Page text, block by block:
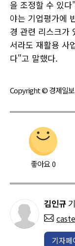
을 조정할 수 있다
야는 기업평가에
경 관련 리스크가
서라도 재활용 사
다"고 말했다.
Copyright © 경제일보
좋아요0
김인규
기자페